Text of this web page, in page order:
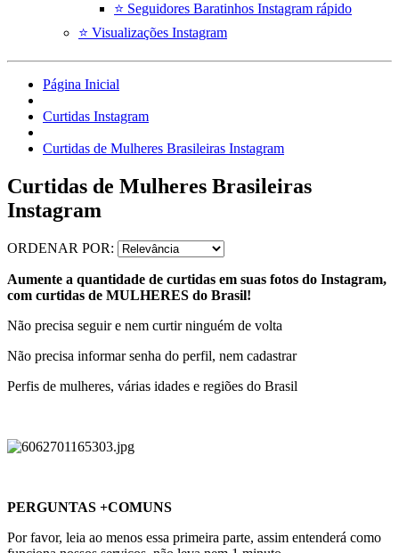
⭐ Seguidores Baratinhos Instagram rápido
⭐ Visualizações Instagram
Página Inicial
Curtidas Instagram
Curtidas de Mulheres Brasileiras Instagram
Curtidas de Mulheres Brasileiras
Instagram
ORDENAR POR:
Aumente a quantidade de curtidas em suas fotos do Instagram,
com curtidas de MULHERES do Brasil!
Não precisa seguir e nem curtir ninguém de volta
Não precisa informar senha do perfil, nem cadastrar
Perfis de mulheres, várias idades e regiões do Brasil
PERGUNTAS +COMUNS
Por favor, leia ao menos essa primeira parte, assim entenderá como